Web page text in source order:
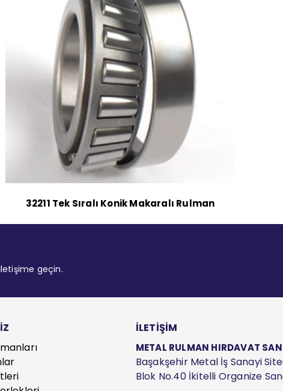
32211 Tek Sıralı Konik Makaralı Rulman
geçin.
İLETİŞİM
METAL RULMAN HIRDAVAT
Başakşehir Metal İş Sanayi
Blok No.40 İkitelli Organize